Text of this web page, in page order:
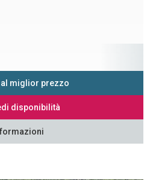
al miglior prezzo
disponibilità